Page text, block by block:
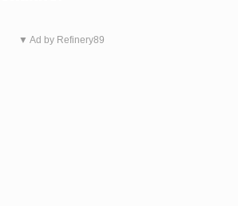
▼ Ad by Refinery89